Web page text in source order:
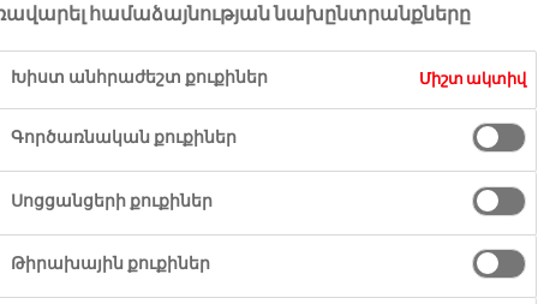
համաձայնության նախընտրանքները
Խիստ անհրաժեշտ քուքիներ Միշտ ակտիվ
Գործառնական քուքիներ
Սոցցանցերի քուքիներ
Թիրախային քուքիներ